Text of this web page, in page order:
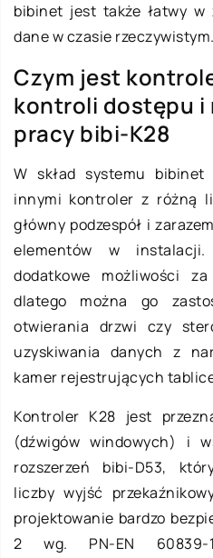
bibinet jest także łatwy
dane w czasie rzeczywistym.
Czym jest
kontroli dostępu i
pracy bibi-K28
W skład systemu bibinet
innymi kontroler z różną
główny podzespół i
elementów w
dodatkowe możliwości
dlatego można go
otwierania drzwi czy
uzyskiwania danych z
kamer rejestrujących
Kontroler K28 jest
(dźwigów windowych) i
rozszerzeń bibi-D53,
liczby wyjść
projektowanie bardzo
2 wg. PN-EN 60839-